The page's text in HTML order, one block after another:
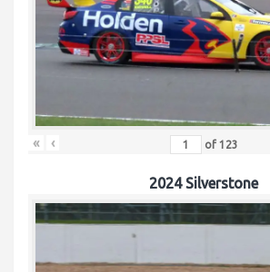
« ‹ of 123
2024 Silverstone